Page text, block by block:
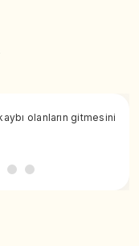
olanların gitmesini